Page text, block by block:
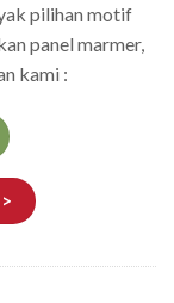
pilihan motif
panel marmer,
kami :